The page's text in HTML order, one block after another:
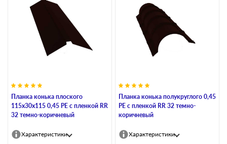
Планка конька плоского
115х30х115 0,45 PE с пленкой RR
32 темно-коричневый
Характеристики
Планка конька полукруглого 0,45
PE с пленкой RR 32 темно-
коричневый
Характеристики